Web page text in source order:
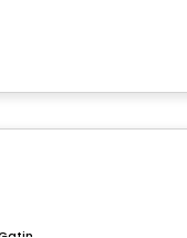
Condo/Appartement